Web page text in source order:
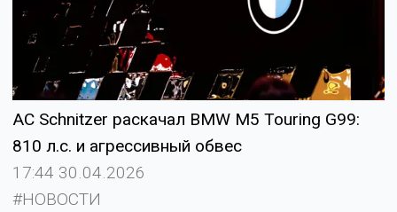
AC Schnitzer раскачал BMW M5 Touring G99:
810 л.с. и агрессивный обвес
17:44 30.04.2026
#НОВОСТИ